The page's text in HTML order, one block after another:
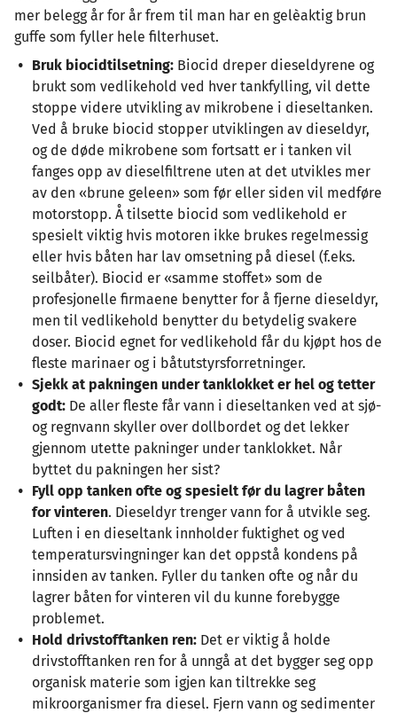
mer belegg år for år frem til man har en gelèaktig brun
guffe som fyller hele filterhuset.
Bruk biocidtilsetning: Biocid dreper dieseldyrene og
brukt som vedlikehold ved hver tankfylling, vil dette
stoppe videre utvikling av mikrobene i dieseltanken.
Ved å bruke biocid stopper utviklingen av dieseldyr,
og de døde mikrobene som fortsatt er i tanken vil
fanges opp av dieselfiltrene uten at det utvikles mer
av den «brune geleen» som før eller siden vil medføre
motorstopp. Å tilsette biocid som vedlikehold er
spesielt viktig hvis motoren ikke brukes regelmessig
eller hvis båten har lav omsetning på diesel (f.eks.
seilbåter). Biocid er «samme stoffet» som de
profesjonelle firmaene benytter for å fjerne dieseldyr,
men til vedlikehold benytter du betydelig svakere
doser. Biocid egnet for vedlikehold får du kjøpt hos de
fleste marinaer og i båtutstyrsforretninger.
Sjekk at pakningen under tanklokket er hel og tetter
godt: De aller fleste får vann i dieseltanken ved at sjø-
og regnvann skyller over dollbordet og det lekker
gjennom utette pakninger under tanklokket. Når
byttet du pakningen her sist?
Fyll opp tanken ofte og spesielt før du lagrer båten
for vinteren. Dieseldyr trenger vann for å utvikle seg.
Luften i en dieseltank innholder fuktighet og ved
temperatursvingninger kan det oppstå kondens på
innsiden av tanken. Fyller du tanken ofte og når du
lagrer båten for vinteren vil du kunne forebygge
problemet.
Hold drivstofftanken ren: Det er viktig å holde
drivstofftanken ren for å unngå at det bygger seg opp
organisk materie som igjen kan tiltrekke seg
mikroorganismer fra diesel. Fjern vann og sedimenter